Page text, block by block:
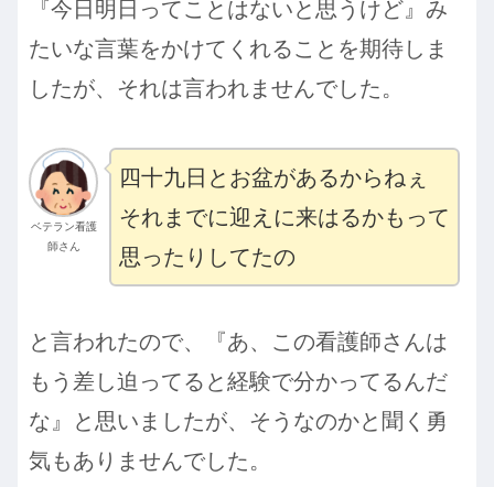
『今日明日ってことはないと思うけど』み
たいな言葉をかけてくれることを期待しま
したが、それは言われませんでした。
ベテラン看護
師さん
四十九日とお盆があるからねぇ
それまでに迎えに来はるかもって
思ったりしてたの
と言われたので、『あ、この看護師さんは
もう差し迫ってると経験で分かってるんだ
な』と思いましたが、そうなのかと聞く勇
気もありませんでした。